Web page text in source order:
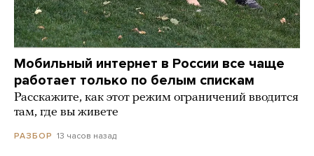
Мобильный интернет в России все чаще
работает только по белым спискам
Расскажите, как этот режим ограничений вводится
там, где вы живете
РАЗБОР 13 часов назад